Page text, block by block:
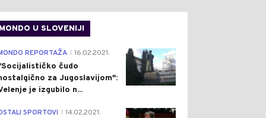
MONDO U SLOVENIJI
4
REPORTAŽA 16.02.2021.
čudo
za Jugoslavijom":
je izgubilo n...
1
SPORTOVI 14.02.2021.